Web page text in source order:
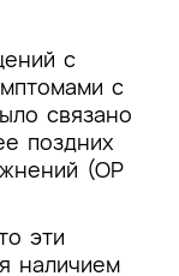
с
с
связано
поздних
(ОР
эти
наличием